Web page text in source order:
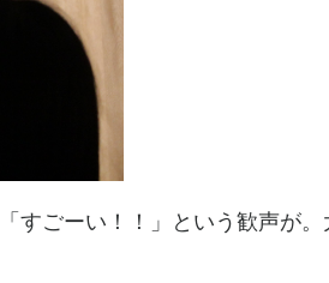
すごーい！！」という歓声が。